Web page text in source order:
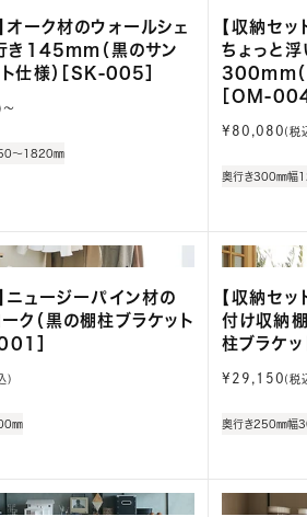
オーク材のウォールシェ
き145mm（黒のサン
仕様）［SK-005］
～1820㎜
【収納セ
ちょっと
300mm（
［OM-004
通
格
¥80,080 (税
奥行き300㎜幅
ニュージーパイン材の
ク（黒の棚柱ブラケット
］
)
㎜
【収納セ
付け収納
柱ブラケッ
通
格
¥29,150 (税
奥行き250㎜幅